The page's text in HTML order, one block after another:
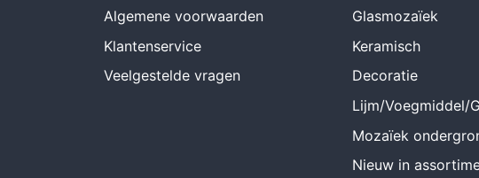
Algemene voorwaarden
Klantenservice
Veelgestelde vragen
Glasmozaïek
Keramisch
Decoratie
Lijm/Voegmiddel/
Mozaïek
Nieuw in